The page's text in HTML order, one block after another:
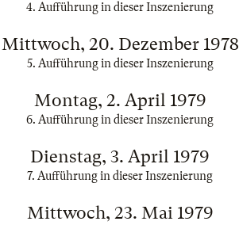
4. Aufführung in dieser Inszenierung
Mittwoch, 20. Dezember 1978
5. Aufführung in dieser Inszenierung
Montag, 2. April 1979
6. Aufführung in dieser Inszenierung
Dienstag, 3. April 1979
7. Aufführung in dieser Inszenierung
Mittwoch, 23. Mai 1979